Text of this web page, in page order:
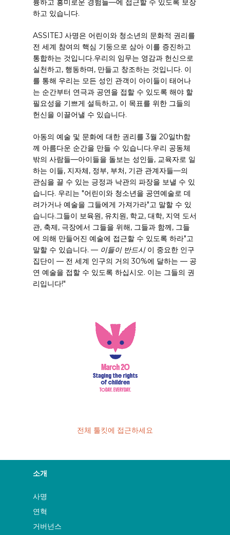
륭하고 흥미로운 경험들—에 접근할 수 있도록 보장
하고 있습니다.
ASSITEJ 사명은 어린이와 청소년의 문화적 권리를
전 세계 참여의 핵심 기둥으로 삼아 이를 증진하고
통합하는 것입니다.우리의 임무는 영감과 헌신으로
실천하고, 행동하며, 만들고 창조하는 것입니다. 이
를 통해 우리는 모든 성인 관객이 아이들이 태어나
는 순간부터 연극과 공연을 접할 수 있도록 해야 할
필요성을 기쁘게 설득하고, 이 목표를 위한 그들의
헌신을 이끌어낼 수 있습니다.
아동의 예술 및 문화에 대한 권리를 3월 20일th함
께 아름다운 순간을 만들 수 있습니다.우리 공동체
밖의 사람들—아이들을 돌보는 성인들, 교육자로 일
하는 이들, 지자체, 정부, 부처, 기관 관계자들—의
관심을 끌 수 있는 긍정과 낙관의 파장을 보낼 수 있
습니다. 우리는 "어린이와 청소년을 공연예술로 데
려가거나 예술을 그들에게 가져가라"고 말할 수 있
습니다.그들이 보육원, 유치원, 학교, 대학, 지역 도서
관, 축제, 극장에서 그들을 위해, 그들과 함께, 그들
에 의해 만들어진 예술에 접근할 수 있도록 하라"고
말할 수 있습니다.— 이들이 반드시이 중요한 인구
집단이— 전 세계 인구의 거의 30%에 달하는— 공
연 예술을 접할 수 있도록 하십시오. 이는 그들의 권
리입니다!"
전체 툴킷에 접근하세요
소개
사명
연혁
거버넌스